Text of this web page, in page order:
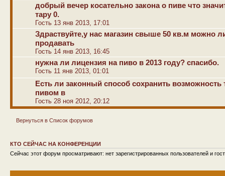
добрый вечер косательно закона о пиве что
тару 0.
Гость 13 янв 2013, 17:01
Здраствуйте,у нас магазин свыше 50 кв.м можно
продавать
Гость 14 янв 2013, 16:45
нужна ли лицензия на пиво в 2013 году? спасибо.
Гость 11 янв 2013, 01:01
Есть ли законный способ сохранить возможность
пивом в
Гость 28 ноя 2012, 20:12
Вернуться в Список форумов
КТО СЕЙЧАС НА КОНФЕРЕНЦИИ
Сейчас этот форум просматривают: нет зарегистрированных пользователей и